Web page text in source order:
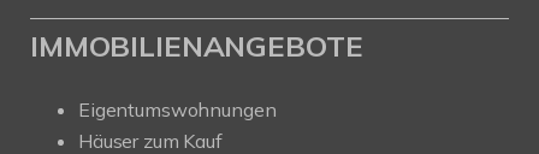
IMMOBILIENANGEBOTE
Eigentumswohnungen
Häuser zum Kauf